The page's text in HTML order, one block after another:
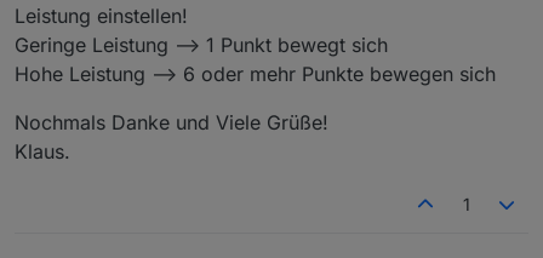
Leistung einstellen!
Geringe Leistung --> 1 Punkt bewegt sich
Hohe Leistung --> 6 oder mehr Punkte bewegen sich
Nochmals Danke und Viele Grüße!
Klaus.
1